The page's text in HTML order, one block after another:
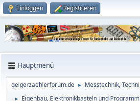
Einloggen Registrieren
Hauptmenü
geigerzaehlerforum.de ► Messtechnik,
► Eigenbau, Elektronikbasteln und